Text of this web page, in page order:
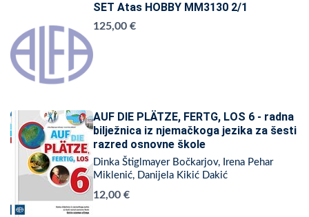
SET Atas HOBBY MM3130 2/1
125,00 €
AUF DIE PLÄTZE, FERTG, LOS 6 - radna
bilježnica iz njemačkoga jezika za šesti
razred osnovne škole
Dinka Štiglmayer Bočkarjov, Irena Pehar
Miklenić, Danijela Kikić Dakić
12,00 €